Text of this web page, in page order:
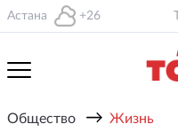
Астана +26
Общество → Жизнь